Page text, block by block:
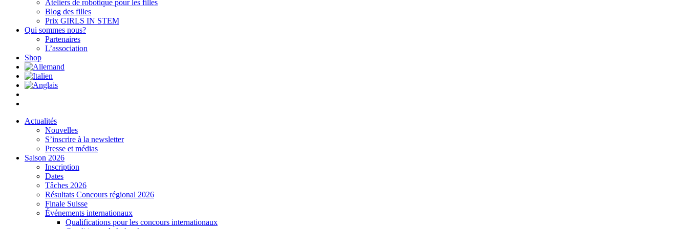
Ateliers de robotique pour les filles
Blog des filles
Prix GIRLS IN STEM
Qui sommes nous?
Partenaires
L’association
Shop
Actualités
Nouvelles
S’inscrire à la newsletter
Presse et médias
Saison 2026
Inscription
Dates
Tâches 2026
Résultats Concours régional 2026
Finale Suisse
Événements internationaux
Qualifications pour les concours internationaux